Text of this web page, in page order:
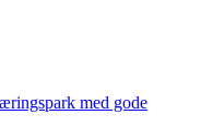
med gode